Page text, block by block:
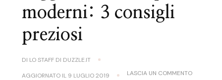
moderni: 3 consigli
preziosi
DI LO STAFF DI DUZZLE.IT
AGGIORNATO IL 9 LUGLIO 2019 LASCIA UN COMMENTOSU